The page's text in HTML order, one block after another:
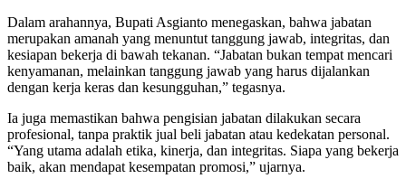
Dalam arahannya, Bupati Asgianto menegaskan, bahwa jabatan
merupakan amanah yang menuntut tanggung jawab, integritas, dan
kesiapan bekerja di bawah tekanan. “Jabatan bukan tempat mencari
kenyamanan, melainkan tanggung jawab yang harus dijalankan
dengan kerja keras dan kesungguhan,” tegasnya.
Ia juga memastikan bahwa pengisian jabatan dilakukan secara
profesional, tanpa praktik jual beli jabatan atau kedekatan personal.
“Yang utama adalah etika, kinerja, dan integritas. Siapa yang bekerja
baik, akan mendapat kesempatan promosi,” ujarnya.